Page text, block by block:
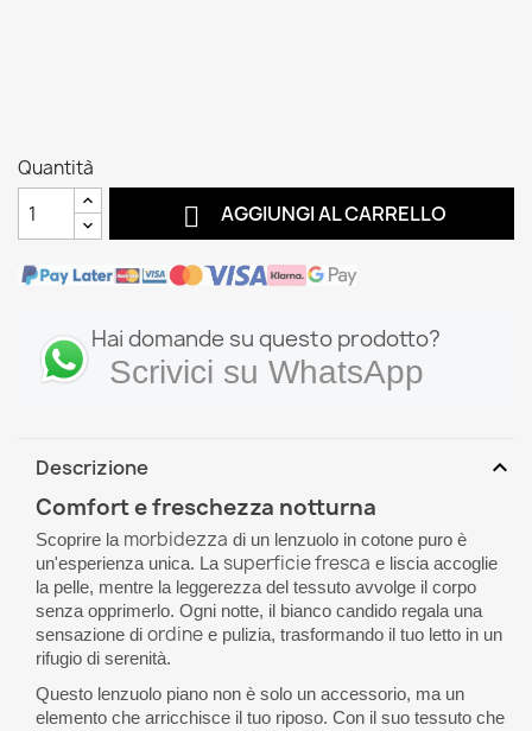
Quantità
 AGGIUNGI AL CARRELLO
Hai domande su questo prodotto?
Scrivici su WhatsApp
Descrizione expand_more
Comfort e freschezza notturna
Scoprire la morbidezza di un lenzuolo in cotone puro è
un'esperienza unica. La superficie fresca e liscia accoglie
la pelle, mentre la leggerezza del tessuto avvolge il corpo
senza opprimerlo. Ogni notte, il bianco candido regala una
sensazione di ordine e pulizia, trasformando il tuo letto in un
rifugio di serenità.
Questo lenzuolo piano non è solo un accessorio, ma un
elemento che arricchisce il tuo riposo. Con il suo tessuto che